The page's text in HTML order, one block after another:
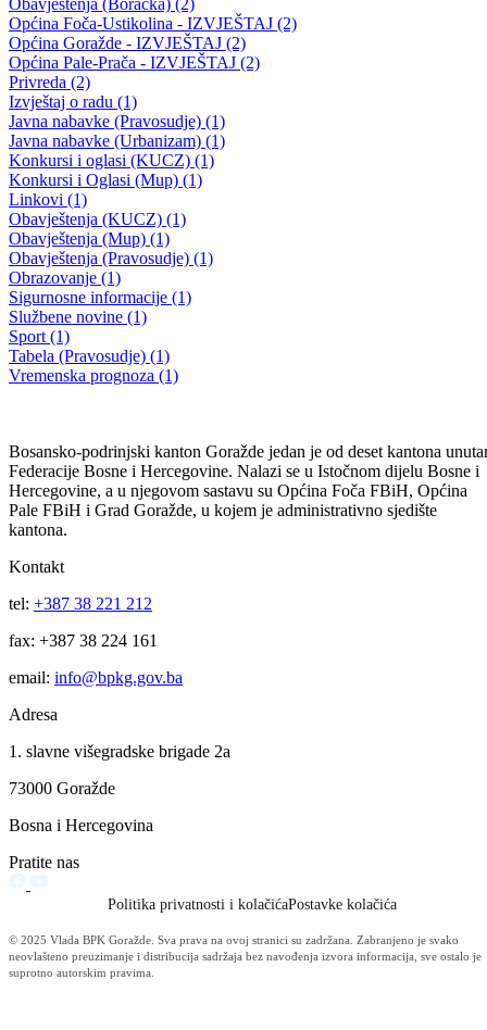
Goražde, 30.06.2023 godine